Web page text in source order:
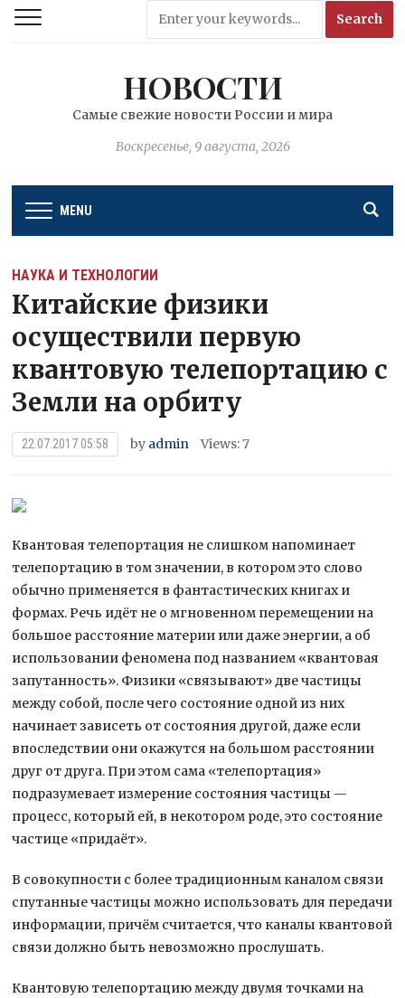
НОВОСТИ
Самые свежие новости России и мира
Воскресенье, 9 августа, 2026
MENU
НАУКА И ТЕХНОЛОГИИ
Китайские физики
осуществили первую
квантовую телепортацию с
Земли на орбиту
22.07.2017 05:58 by admin Views: 7
Квантовая телепортация не слишком напоминает
телепортацию в том значении, в котором это слово
обычно применяется в фантастических книгах и
формах. Речь идёт не о мгновенном перемещении на
большое расстояние материи или даже энергии, а об
использовании феномена под названием «квантовая
запутанность». Физики «связывают» две частицы
между собой, после чего состояние одной из них
начинает зависеть от состояния другой, даже если
впоследствии они окажутся на большом расстоянии
друг от друга. При этом сама «телепортация»
подразумевает измерение состояния частицы —
процесс, который ей, в некотором роде, это состояние
частице «придаёт».
В совокупности с более традиционным каналом связи
спутанные частицы можно использовать для передачи
информации, причём считается, что каналы квантовой
связи должно быть невозможно прослушать.
Квантовую телепортацию между двумя точками на